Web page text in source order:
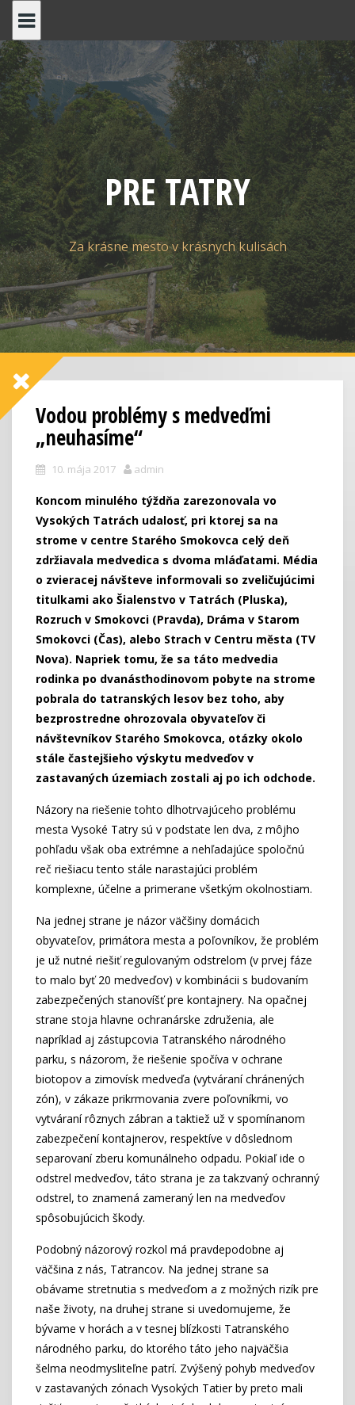
content
PRE TATRY
Za krásne mesto v krásnych kulisách
Vodou problémy s medveďmi
„neuhasíme“
10. mája 2017 admin
Koncom minulého týždňa zarezonovala vo
Vysokých Tatrách udalosť, pri ktorej sa na
strome v centre Starého Smokovca celý deň
zdržiavala medvedica s dvoma mláďatami. Média
o zvieracej návšteve informovali so zveličujúcimi
titulkami ako Šialenstvo v Tatrách (Pluska),
Rozruch v Smokovci (Pravda), Dráma v Starom
Smokovci (Čas), alebo Strach v Centru města (TV
Nova). Napriek tomu, že sa táto medvedia
rodinka po dvanásťhodinovom pobyte na strome
pobrala do tatranských lesov bez toho, aby
bezprostredne ohrozovala obyvateľov či
návštevníkov Starého Smokovca, otázky okolo
stále častejšieho výskytu medveďov v
zastavaných územiach zostali aj po ich odchode.
Názory na riešenie tohto dlhotrvajúceho problému
mesta Vysoké Tatry sú v podstate len dva, z môjho
pohľadu však oba extrémne a nehľadajúce spoločnú
reč riešiacu tento stále narastajúci problém
komplexne, účelne a primerane všetkým okolnostiam.
Na jednej strane je názor väčšiny domácich
obyvateľov, primátora mesta a poľovníkov, že problém
je už nutné riešiť regulovaným odstrelom (v prvej fáze
to malo byť 20 medveďov) v kombinácii s budovaním
zabezpečených stanovíšť pre kontajnery. Na opačnej
strane stoja hlavne ochranárske združenia, ale
napríklad aj zástupcovia Tatranského národného
parku, s názorom, že riešenie spočíva v ochrane
biotopov a zimovísk medveďa (vytváraní chránených
zón), v zákaze prikrmovania zvere poľovníkmi, vo
vytváraní rôznych zábran a taktiež už v spomínanom
zabezpečení kontajnerov, respektíve v dôslednom
separovaní zberu komunálneho odpadu. Pokiaľ ide o
odstrel medveďov, táto strana je za takzvaný ochranný
odstrel, to znamená zameraný len na medveďov
spôsobujúcich škody.
Podobný názorový rozkol má pravdepodobne aj
väčšina z nás, Tatrancov. Na jednej strane sa
obávame stretnutia s medveďom a z možných rizík pre
naše životy, na druhej strane si uvedomujeme, že
bývame v horách a v tesnej blízkosti Tatranského
národného parku, do ktorého táto jeho najväčšia
šelma neodmysliteľne patrí. Zvýšený pohyb medveďov
v zastavaných zónach Vysokých Tatier by preto mali